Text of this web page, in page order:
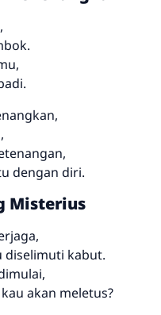
dengan diri.
Misterius
diselimuti kabut.
akan meletus?